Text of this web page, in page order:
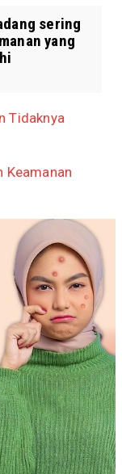
sering
yang
Tidaknya
Keamanan